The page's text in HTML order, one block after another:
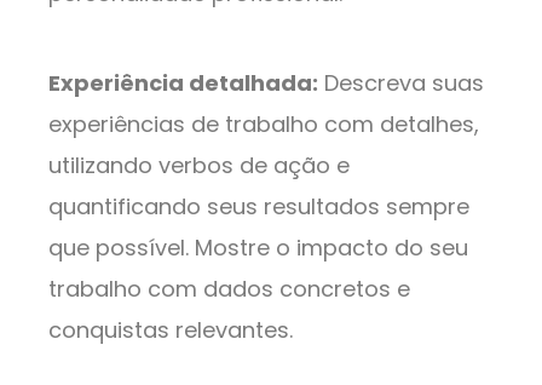
Experiência detalhada: Descreva suas
experiências de trabalho com detalhes,
utilizando verbos de ação e
quantificando seus resultados sempre
que possível. Mostre o impacto do seu
trabalho com dados concretos e
conquistas relevantes.